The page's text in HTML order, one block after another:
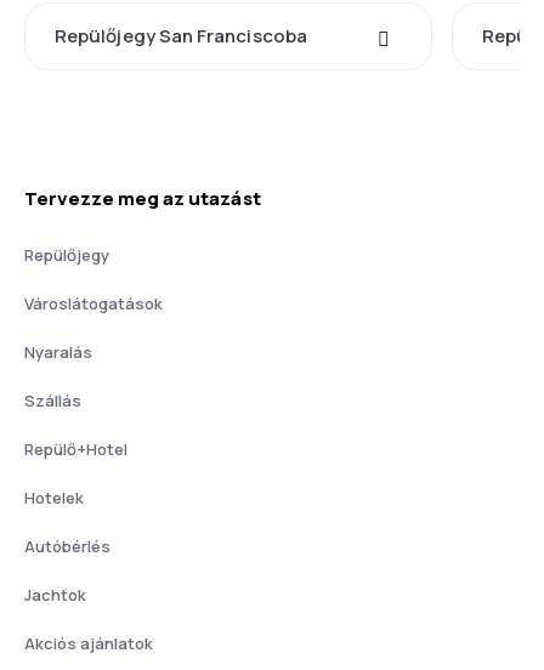
Repülőjegy San Franciscoba
Tervezze meg az utazást
Repülőjegy
Városlátogatások
Nyaralás
Szállás
Repülő+Hotel
Hotelek
Autóbérlés
Jachtok
Akciós ajánlatok